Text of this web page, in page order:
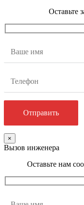
Оставьте
×
Вызов инженера
Оставьте нам